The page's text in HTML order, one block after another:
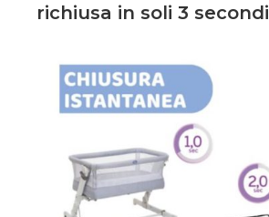
richiusa in soli 3 secondi